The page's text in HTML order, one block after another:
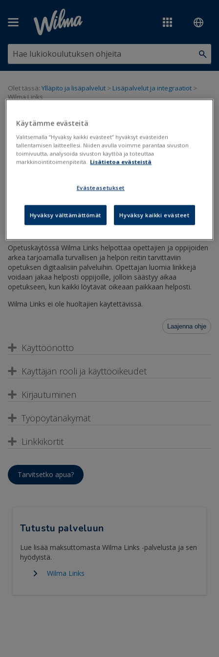
Olet tässä: Ylläpito ja lisäpalvelut > Lisäpalvelut ja integraatiot >
Wilma Links
Wilma Links
Wilma Links
Wilma Links on digitaalinen työpöytä, joka tuo opetusmaailman
Wilma mukaan lukien. Alusta on käytettävissä suomeksi,
Opetuskäytössä Wilma Links helpottaa opettajien ja oppijoiden
arkea tarjoamalla turvallisen ja helpon reitin tarvittaviin
opetuksen digitaalisiin palveluihin. Opettajan luomia linkkejä
voidaan jakaa helposti oppijoille, jolloin säästyy aikaa
opetukseen, kun kaikki löytävät oikeaan paikkaan helposti.
Wilma Links ei ole huoltajien käytettävissä.
Laajenna ohje
Käyttöönotto
Käyttäjän rooli ja käyttöoikeudet
Kirjautuminen
Työpöytänäkymät
Linkkikortit
Tarvitsetko apua?
Tutustu palveluun
Lue lisää maksuttomasta Wilma Links -palvelusta ja sen
hyödyistä.
Wilma Links
Käytämme evästeitä
Valitsemalla “Hyväksy kaikki evästeet” hyväksyt evästeiden
tallentamisen laitteellesi. Niiden avulla voimme parantaa sivuston
toimivuutta, analysoida sivuston käyttöä ja toteuttaa
markkinointitoimenpiteitä. Lisätietoa evästeistä
Evästeasetukset
Hyväksy välttämättömät Hyväksy kaikki evästeet